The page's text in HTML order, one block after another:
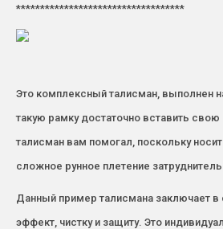
***********************************
Это комплексный талисман, выполнен
такую рамку достаточно вставить
талисман вам помогал, поскольку
сложное рунное плетение
Данный пример талисмана заключает
эффект, чистку и защиту. Это